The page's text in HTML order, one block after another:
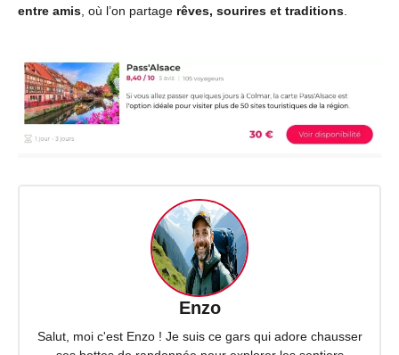
entre amis , où l’on partage rêves, sourires et traditions
Enzo
Salut, moi c'est Enzo ! Je suis ce gars qui adore chausser